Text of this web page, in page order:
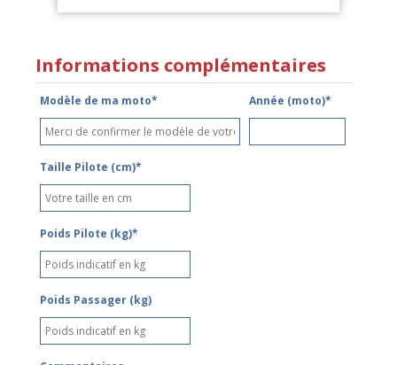
Informations complémentaires
Modèle de ma moto* Année (moto)*
Taille Pilote (cm)*
Poids Pilote (kg)*
Poids Passager (kg)